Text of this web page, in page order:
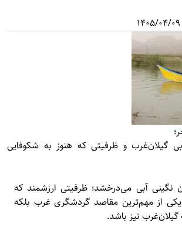
گیلان‌غرب و ظرفیتی که هنوز به شکوفایی
آبی می‌درخشد؛ ظرفیتی ارزشمند که
یکی از مهم‌ترین مقاصد گردشگری غرب بلکه
نیز باشد.